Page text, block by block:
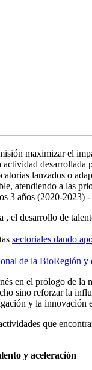
maximizar el
lanzados o
atendiendo a las
3 años (2020-2023)
, el desarrollo de
sectoriales dando
de la BioRegión y
en el prólogo de
sino reforzar la
y la innovación
que
y aceleración